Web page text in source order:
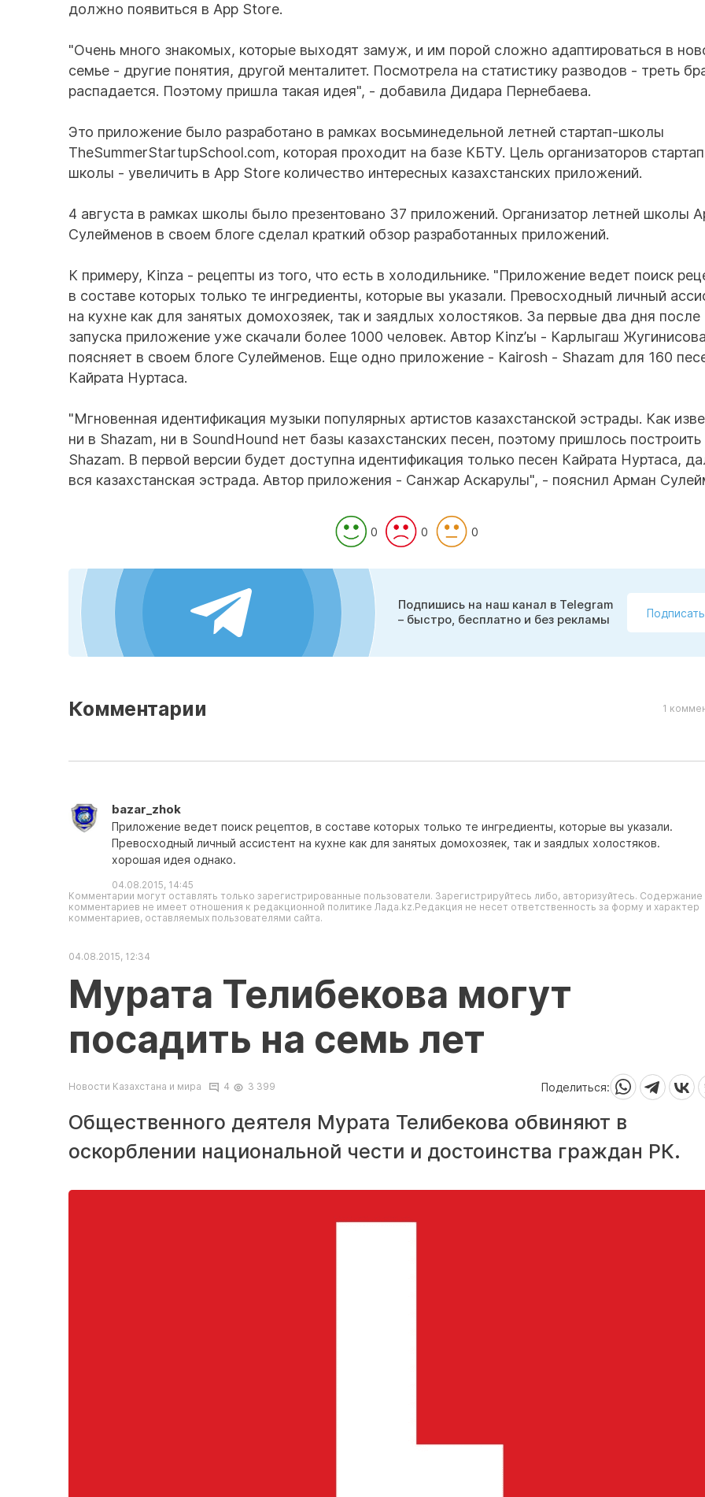
должно появиться в App Store.
"Очень много знакомых, которые выходят замуж, и им порой сложно адаптироваться в
семье - другие понятия, другой менталитет. Посмотрела на статистику разводов - треть
распадается. Поэтому пришла такая идея", - добавила Дидара Пернебаева.
Это приложение было разработано в рамках восьминедельной летней стартап-школы
TheSummerStartupSchool.com, которая проходит на базе КБТУ. Цель организаторов
школы - увеличить в App Store количество интересных казахстанских приложений.
4 августа в рамках школы было презентовано 37 приложений. Организатор летней школы
Сулейменов в своем блоге сделал краткий обзор разработанных приложений.
К примеру, Kinza - рецепты из того, что есть в холодильнике. "Приложение ведет поиск
в составе которых только те ингредиенты, которые вы указали. Превосходный личный
на кухне как для занятых домохозяек, так и заядлых холостяков. За первые два дня после
запуска приложение уже скачали более 1000 человек. Автор Kinz’ы - Карлыгаш
поясняет в своем блоге Сулейменов. Еще одно приложение - Kairosh - Shazam для 160
Кайрата Нуртаса.
"Мгновенная идентификация музыки популярных артистов казахстанской эстрады. Как
ни в Shazam, ни в SoundHound нет базы казахстанских песен, поэтому пришлось построить
Shazam. В первой версии будет доступна идентификация только песен Кайрата Нуртаса,
вся казахстанская эстрада. Автор приложения - Санжар Аскарулы", - пояснил Арман
0 0 0
Подпишись на наш канал в Telegram
– быстро, бесплатно и без рекламы
Комментарии 1
bazar_zhok
Приложение ведет поиск рецептов, в составе которых только те ингредиенты, которые вы указали.
Превосходный личный ассистент на кухне как для занятых домохозяек, так и заядлых холостяков.
хорошая идея однако.
04.08.2015, 14:45
Комментарии могут оставлять только зарегистрированные пользователи. Зарегистрируйтесь либо, авторизуйтесь. Содержание
комментариев не имеет отношения к редакционной политике Лада.kz.Редакция не несет ответственность за форму и характер
комментариев, оставляемых пользователями сайта.
04.08.2015, 12:34
Мурата Телибекова могут
посадить на семь лет
Новости Казахстана и мира 4 3 399 Поделиться:
Общественного деятеля Мурата Телибекова обвиняют в
оскорблении национальной чести и достоинства граждан РК.